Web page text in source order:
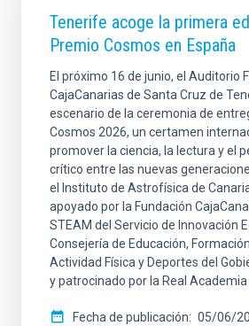
Tenerife acoge la primera
Premio Cosmos en España
El próximo 16 de junio, el Auditorio
CajaCanarias de Santa Cruz de
escenario de la ceremonia de
Cosmos 2026, un certamen
promover la ciencia, la lectura y el
crítico entre las nuevas
el Instituto de Astrofísica de
apoyado por la Fundación
STEAM del Servicio de Innovación
Consejería de Educación,
Actividad Física y Deportes del
y patrocinado por la Real Academia
Fecha de publicación 05/06/